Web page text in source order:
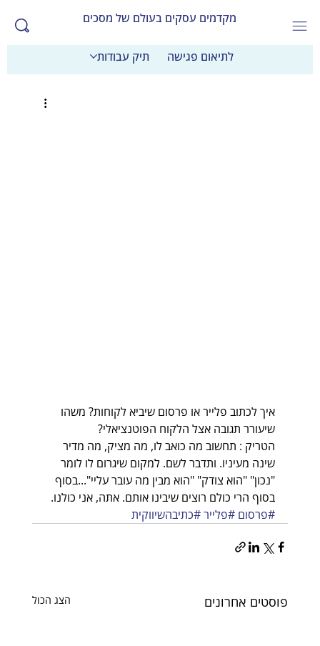
מקדמים עסקים בעולם של מסכים
לתיאום פגישה תיק עבודות
איך לכתוב פלייר או פרסום שיביא לקוחות? משהו
שיעורר תגובה אצל הלקוח הפוטנציאלי?
הטריק : תחשוב מה כואב לו, מה מציק, מה מדיר
שינה מעיניו. ותדבר לשם. למקום שיגרום לו לומר
"נכון" "הוא צודק" "הוא מבין מה עובר עליי"...בסוף
בסוף הרי כולם רוצים שיבינו אותם. אתה, אני כולנו.
#פרסום #פלייר#כתיבהשיווקית
פוסטים אחרונים הצג הכול